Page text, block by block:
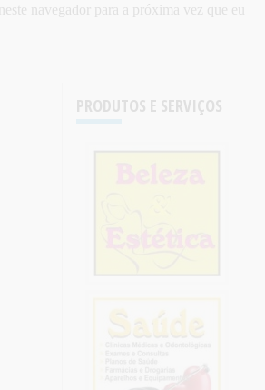
navegador para a próxima vez que eu
PRODUTOS E SERVIÇOS